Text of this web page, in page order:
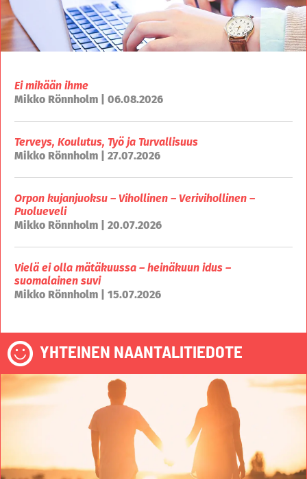
Ei mikään ihme
Mikko Rönnholm | 06.08.2026
Terveys, Koulutus, Työ ja Turvallisuus
Mikko Rönnholm | 27.07.2026
Orpon kujanjuoksu – Vihollinen – Verivihollinen –
Puolueveli
Mikko Rönnholm | 20.07.2026
Vielä ei olla mätäkuussa – heinäkuun idus –
suomalainen suvi
Mikko Rönnholm | 15.07.2026
YHTEINEN NAANTALITIEDOTE